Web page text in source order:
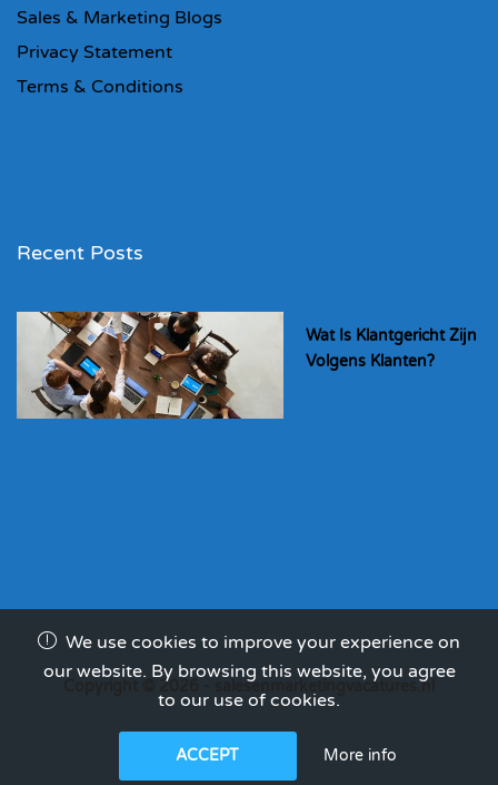
Sales & Marketing Blogs
Privacy Statement
Terms & Conditions
Recent Posts
Wat Is Klantgericht Zijn
Volgens Klanten?
Copyright © 2026 - salesenmarketingvacatures.nl
We use cookies to improve your experience on
our website. By browsing this website, you agree
to our use of cookies.
ACCEPT More info